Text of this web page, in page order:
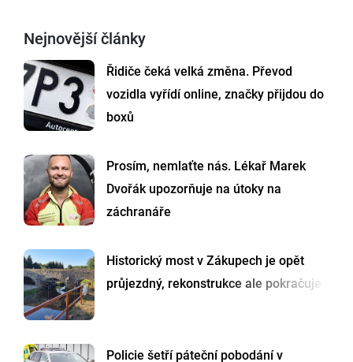
Nejnovější články
Řidiče čeká velká změna. Převod
vozidla vyřídí online, značky přijdou do
boxů
Prosím, nemlaťte nás. Lékař Marek
Dvořák upozorňuje na útoky na
záchranáře
Historický most v Zákupech je opět
průjezdný, rekonstrukce ale pokračuje
Policie šetří páteční pobodání v